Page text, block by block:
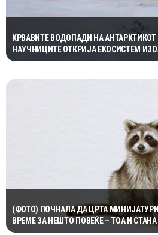
КРВАВИТЕ ВОДОПАДИ НА АНТАРКТИКОТ
НАУЧНИЦИТЕ ОТКРИЈА ЕКОСИСТЕМ
МИЛИОНИ ГОДИНИ
(ФОТО) ПОЧНАЛА ДА ЦРТА
ВРЕМЕ ЗА НЕШТО ПОВЕЌЕ – ТОА И СТАНА